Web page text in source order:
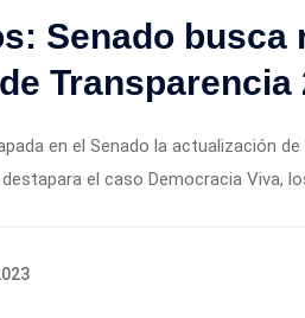
Senado busca
Transparencia
en el Senado la actualización
el caso Democracia Viva,